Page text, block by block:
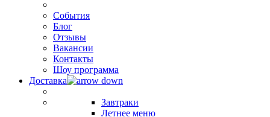
События
Блог
Отзывы
Вакансии
Контакты
Шоу программа
Доставка
Завтраки
Летнее меню